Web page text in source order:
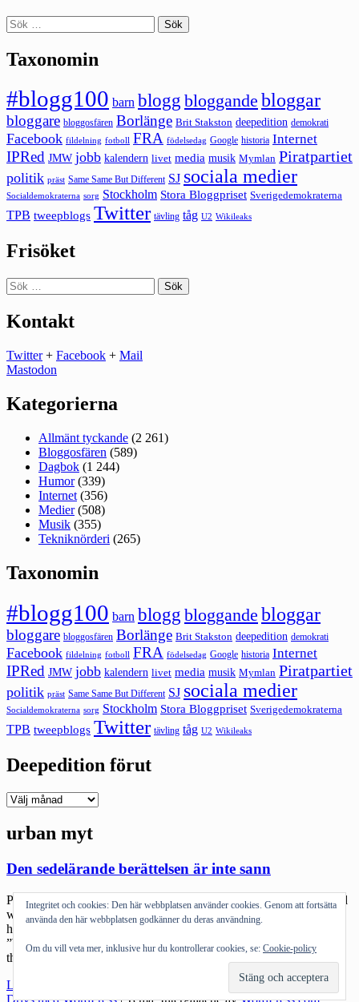
Sök
efter:
Taxonomin
#blogg100 barn blogg bloggande bloggar
bloggare bloggosfären Borlänge Brit Stakston deepedition demokrati
Facebook fildelning fotboll FRA födelsedag Google historia Internet
IPRed JMW jobb kalendern livet media musik Mymlan Piratpartiet
politik präst Same Same But Different SJ sociala medier
Socialdemokraterna sorg Stockholm Stora Bloggpriset Sverigedemokraterna
TPB tweepblogs Twitter tävling tåg U2 Wikileaks
Frisöket
Sök
efter:
Kontakt
Twitter+ Facebook + Mail
Mastodon
Kategorierna
Allmänt tyckande (2 261)
Bloggosfären (589)
Dagbok (1 244)
Humor(339)
Internet (356)
Medier(508)
Musik (355)
Tekniknörderi (265)
Taxonomin
#blogg100 barn blogg bloggande bloggar
bloggare bloggosfären Borlänge Brit Stakston deepedition demokrati
Facebook fildelning fotboll FRA födelsedag Google historia Internet
IPRed JMW jobb kalendern livet media musik Mymlan Piratpartiet
politik präst Same Same But Different SJ sociala medier
Socialdemokraterna sorg Stockholm Stora Bloggpriset Sverigedemokraterna
TPB tweepblogs Twitter tävling tåg U2 Wikileaks
Deepedition förut
Deepedition
urban myt
Den sedelärande berättelsen är inte sann
På Facebook rullar en historia runt just nu: A 50-something year old
white woman arrived at her seat and saw that the passenger next to
her was a black man. Visibly furious, she called the air hostess.
”What’s the problem, ma?” the hostess asked her ”Can’t you see?”
the lady said – ”I was given […]
Läs mer
sedelärande
Drivs med WordPress |Tema: Intergalactic avWordPress.com.
Integritet och cookies: Den här webbplatsen använder cookies. Genom att fortsätta
använda den här webbplatsen godkänner du deras användning.
Om du vill veta mer, inklusive hur du kontrollerar cookies, se: Cookie-policy